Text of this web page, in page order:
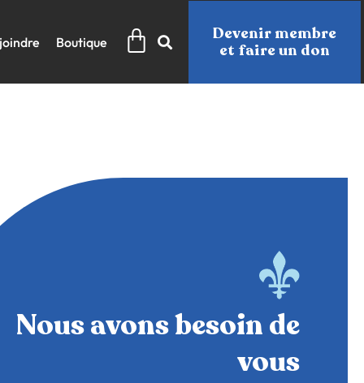
Boutique Panier
Devenir membre
et faire un don
Nous avons besoin de
vous